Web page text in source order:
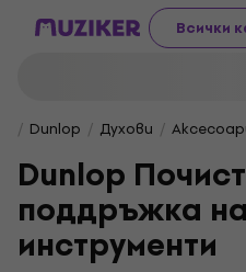
Всички
Dunlop Духови
Dunlop
поддръжка
инструменти